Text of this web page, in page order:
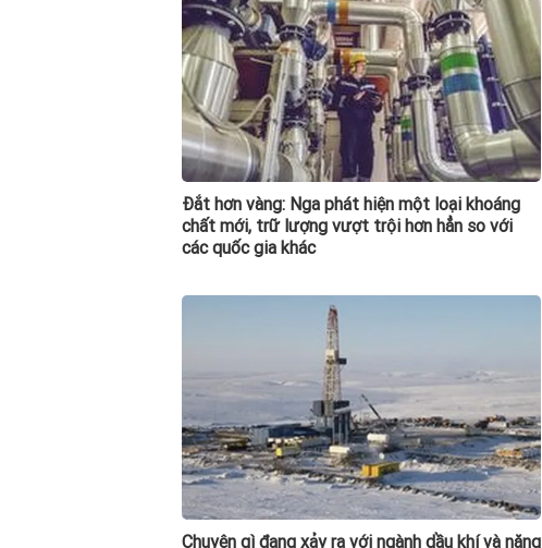
Đắt hơn vàng: Nga phát hiện một loại khoáng
chất mới, trữ lượng vượt trội hơn hẳn so với
các quốc gia khác
Chuyện gì đang xảy ra với ngành dầu khí và năng